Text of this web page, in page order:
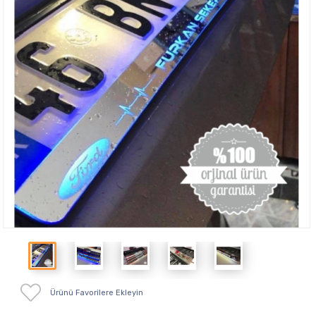
Ürünü Favorilere Ekleyin